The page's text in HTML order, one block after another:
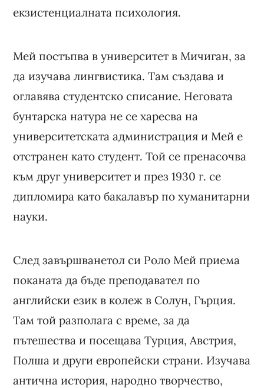
екзистенциалната психология.
Мей постъпва в университет в Мичиган, за
да изучава лингвистика. Там създава и
оглавява студентско списание. Неговата
бунтарска натура не се харесва на
университетската администрация и Мей е
отстранен като студент. Той се пренасочва
към друг университет и през 1930 г. се
дипломира като бакалавър по хуманитарни
науки.
След завършванетол си Роло Мей приема
поканата да бъде преподавател по
английски език в колеж в Солун, Гърция.
Там той разполага с време, за да
пътешества и посещава Турция, Австрия,
Полша и други европейски страни. Изучава
антична история, народно творчество,